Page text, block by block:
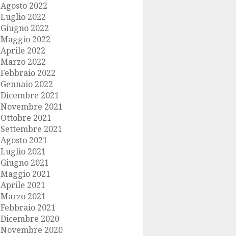
Agosto 2022
Luglio 2022
Giugno 2022
Maggio 2022
Aprile 2022
Marzo 2022
Febbraio 2022
Gennaio 2022
Dicembre 2021
Novembre 2021
Ottobre 2021
Settembre 2021
Agosto 2021
Luglio 2021
Giugno 2021
Maggio 2021
Aprile 2021
Marzo 2021
Febbraio 2021
Dicembre 2020
Novembre 2020